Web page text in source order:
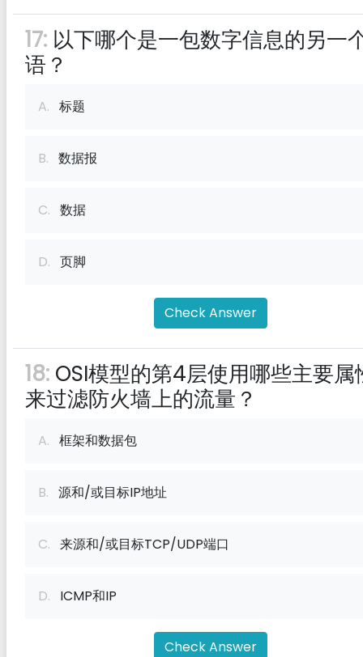
17: 以下哪个是一包数字信息的另一
语？
A. 标题
B. 数据报
C. 数据
D. 页脚
Check Answer
18: OSI模型的第4层使用哪些主要属
来过滤防火墙上的流量？
A. 框架和数据包
B. 源和/或目标IP地址
C. 来源和/或目标TCP/UDP端口
D. ICMP和IP
Check Answer